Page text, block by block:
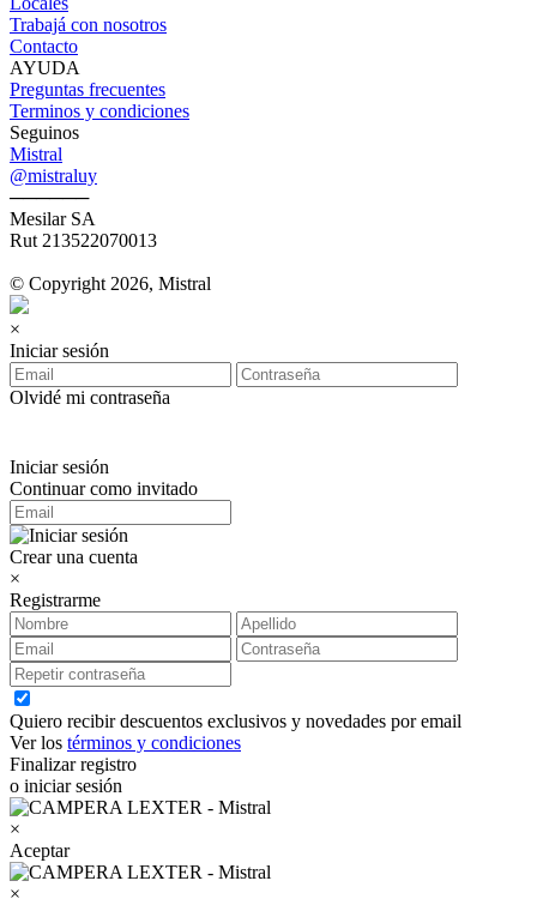
Trabajá con nosotros
Contacto
AYUDA
Preguntas frecuentes
Terminos y condiciones
Seguinos
Mistral
@mistraluy
──────
Mesilar SA
Rut 213522070013
© Copyright 2026, Mistral
×
Iniciar sesión
Olvidé mi contraseña
Iniciar sesión
Continuar como invitado
Crear una cuenta
×
Registrarme
Quiero recibir descuentos exclusivos y novedades por email
Ver los términos y condiciones
Finalizar registro
o iniciar sesión
×
Aceptar
×